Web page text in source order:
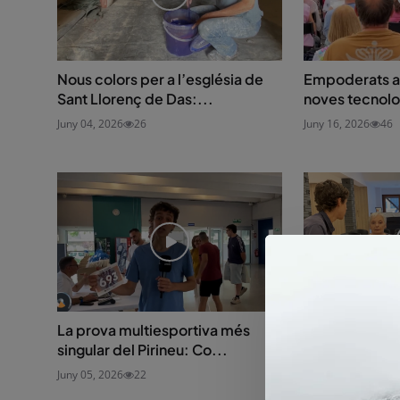
Nous colors per a l’església de
Sant Llorenç de Das:...
Juny 04, 2026 26
Empoderats
noves
Juny 16, 2026 46
La prova multiesportiva més
singular del Pirineu: Co...
Juny 05, 2026 22